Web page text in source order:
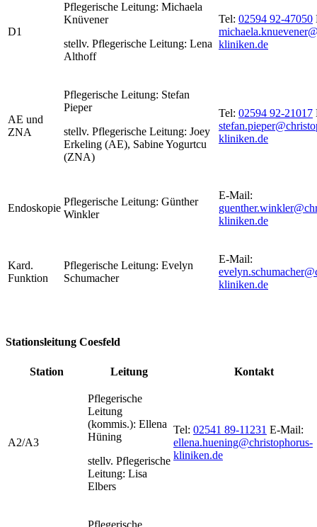
D1
Pflegerische Leitung: Michaela
Knüvener
stellv. Pflegerische Leitung: Lena
Althoff
Tel: 02594 92-47050
kliniken.de
AE und
ZNA
Pflegerische Leitung: Stefan
Pieper
stellv. Pflegerische Leitung: Joey
Erkeling (AE), Sabine Yogurtcu
(ZNA)
Tel: 02594 92-21017
kliniken.de
Endoskopie
Pflegerische Leitung: Günther
Winkler
E-Mail:
kliniken.de
Kard.
Funktion
Pflegerische Leitung: Evelyn
Schumacher
E-Mail:
kliniken.de
Stationsleitung Coesfeld
Station Leitung Kontakt
A2/A3
Pflegerische
Leitung
(kommis.): Ellena
Hüning
stellv. Pflegerische
Leitung: Lisa
Elbers
Tel: 02541 89-11231 E-Mail:
ellena.huening@christophorus-
kliniken.de
Pflegerische